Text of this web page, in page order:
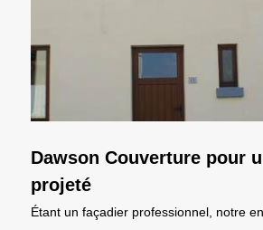
Dawson Couverture pour
projeté
Étant un façadier professionnel, notre